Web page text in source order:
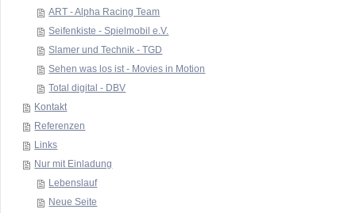
ART - Alpha Racing Team
Seifenkiste - Spielmobil e.V.
Slamer und Technik - TGD
Sehen was los ist - Movies in Motion
Total digital - DBV
Kontakt
Referenzen
Links
Nur mit Einladung
Lebenslauf
Neue Seite